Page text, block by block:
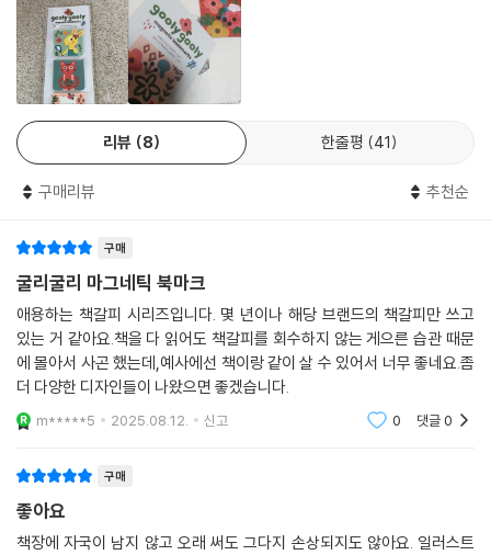
리뷰 8 한줄평 41
구매리뷰 추천순
구매
굴리굴리 마그네틱 북마크
애용하는 책갈피 시리즈입니다. 몇 년이나 해당 브랜드의 책갈피만 쓰고
있는 거 같아요.책을 다 읽어도 책갈피를 회수하지 않는 게으른 습관 때문
에 몰아서 사곤 했는데,예사에선 책이랑 같이 살 수 있어서 너무 좋네요.좀
더 다양한 디자인들이 나왔으면 좋겠습니다.
m*****5 2025.08.12. 신고 0 댓글0
구매
좋아요
책장에 자국이 남지 않고 오래 써도 그다지 손상되지도 않아요. 일러스트